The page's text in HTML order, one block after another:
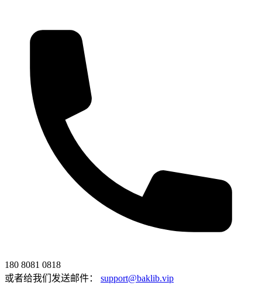
180 8081 0818
或者给我们发送邮件：
support@baklib.vip